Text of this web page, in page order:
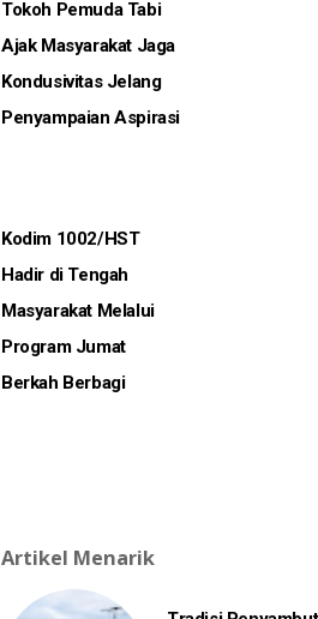
Tokoh Pemuda Tabi
Ajak Masyarakat Jaga
Kondusivitas Jelang
Penyampaian Aspirasi
Kodim 1002/HST
Hadir di Tengah
Masyarakat Melalui
Program Jumat
Berkah Berbagi
Artikel Menarik